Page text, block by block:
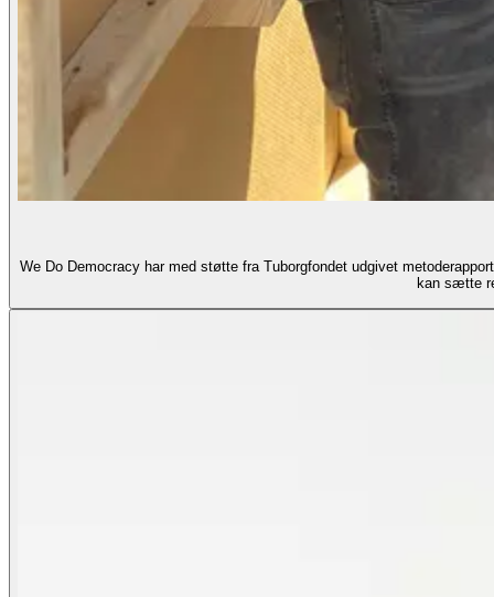
We Do Democracy har med støtte fra Tuborgfondet udgivet
kan sætte